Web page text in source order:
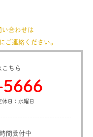
い合わせは
ご連絡ください。
こちら
日：水曜日
間受付中